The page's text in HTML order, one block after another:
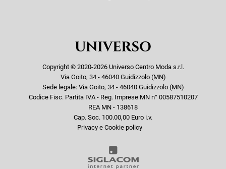
Copyright © 2020-2026 Universo Centro Moda s.r.l.
Via Goito, 34 - 46040 Guidizzolo (MN)
Sede legale: Via Goito, 34 - 46040 Guidizzolo (MN)
Codice Fisc. Partita IVA - Reg. Imprese MN n° 00587510207
REA MN - 138618
Cap. Soc. 100.00,00 Euro i.v.
Privacy e Cookie policy